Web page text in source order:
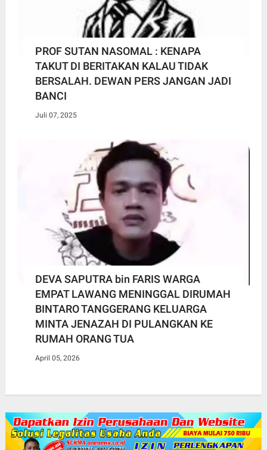
PROF SUTAN NASOMAL : KENAPA
TAKUT DI BERITAKAN KALAU TIDAK
BERSALAH. DEWAN PERS JANGAN JADI
BANCI
Juli 07, 2025
DEVA SAPUTRA bin FARIS WARGA
EMPAT LAWANG MENINGGAL DIRUMAH
BINTARO TANGGERANG KELUARGA
MINTA JENAZAH DI PULANGKAN KE
RUMAH ORANG TUA
April 05, 2026